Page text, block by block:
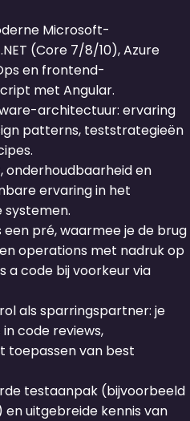
Microsoft-
(Core 7/8/10), Azure
en frontend-
met Angular.
architectuur: ervaring
patterns, teststrategieën
onderhoudbaarheid en
ervaring in het
een pré, waarmee je de brug
operations met nadruk op
a code bij voorkeur via
als sparringspartner: je
code reviews,
toepassen van best
testaanpak (bijvoorbeeld
en uitgebreide kennis van